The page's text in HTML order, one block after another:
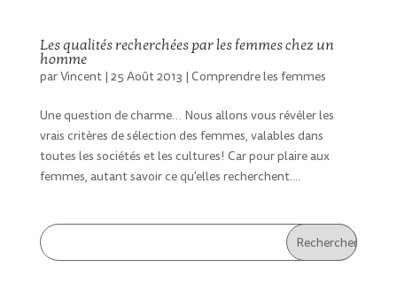
Les qualités recherchées par les femmes chez un
homme
parVincent| 25 Août 2013 | Comprendre les femmes
Une question de charme… Nous allons vous révéler les
vrais critères de sélection des femmes, valables dans
toutes les sociétés et les cultures! Car pour plaire aux
femmes, autant savoir ce qu'elles recherchent....